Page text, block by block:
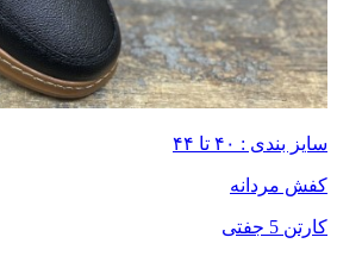
سایز بندی : ۴۰ تا ۴۴
کفش مردانه
کارتن 5 جفتی